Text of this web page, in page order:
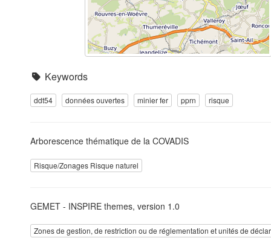
Keywords
ddt54 données ouvertes minier fer pprn risque
Arborescence thématique de la COVADIS
Risque/Zonages Risque naturel
GEMET - INSPIRE themes, version 1.0
Zones de gestion, de restriction ou de réglementation et unités de